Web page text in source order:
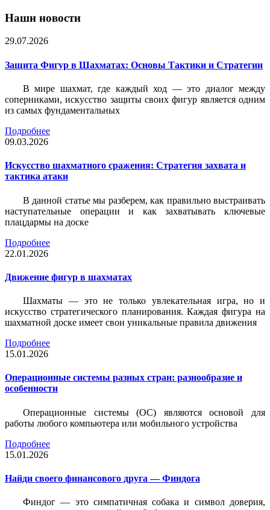
Наши новости
29.07.2026
Защита Фигур в Шахматах: Основы Тактики и Стратегии
В мире шахмат, где каждый ход — это диалог между
соперниками, искусство защиты своих фигур является одним
из самых фундаментальных
Подробнее
09.03.2026
Искусство шахматного сражения: Стратегия захвата и
тактика атаки
В данной статье мы разберем, как правильно выстраивать
наступательные операции и как захватывать ключевые
плацдармы на доске
Подробнее
22.01.2026
Движение фигур в шахматах
Шахматы — это не только увлекательная игра, но и
искусство стратегического планирования. Каждая фигура на
шахматной доске имеет свои уникальные правила движения
Подробнее
15.01.2026
Операционные системы разных стран: разнообразие и
особенности
Операционные системы (ОС) являются основой для
работы любого компьютера или мобильного устройства
Подробнее
15.01.2026
Найди своего финансового друга — Финдога
Финдог — это симпатичная собака и символ доверия,